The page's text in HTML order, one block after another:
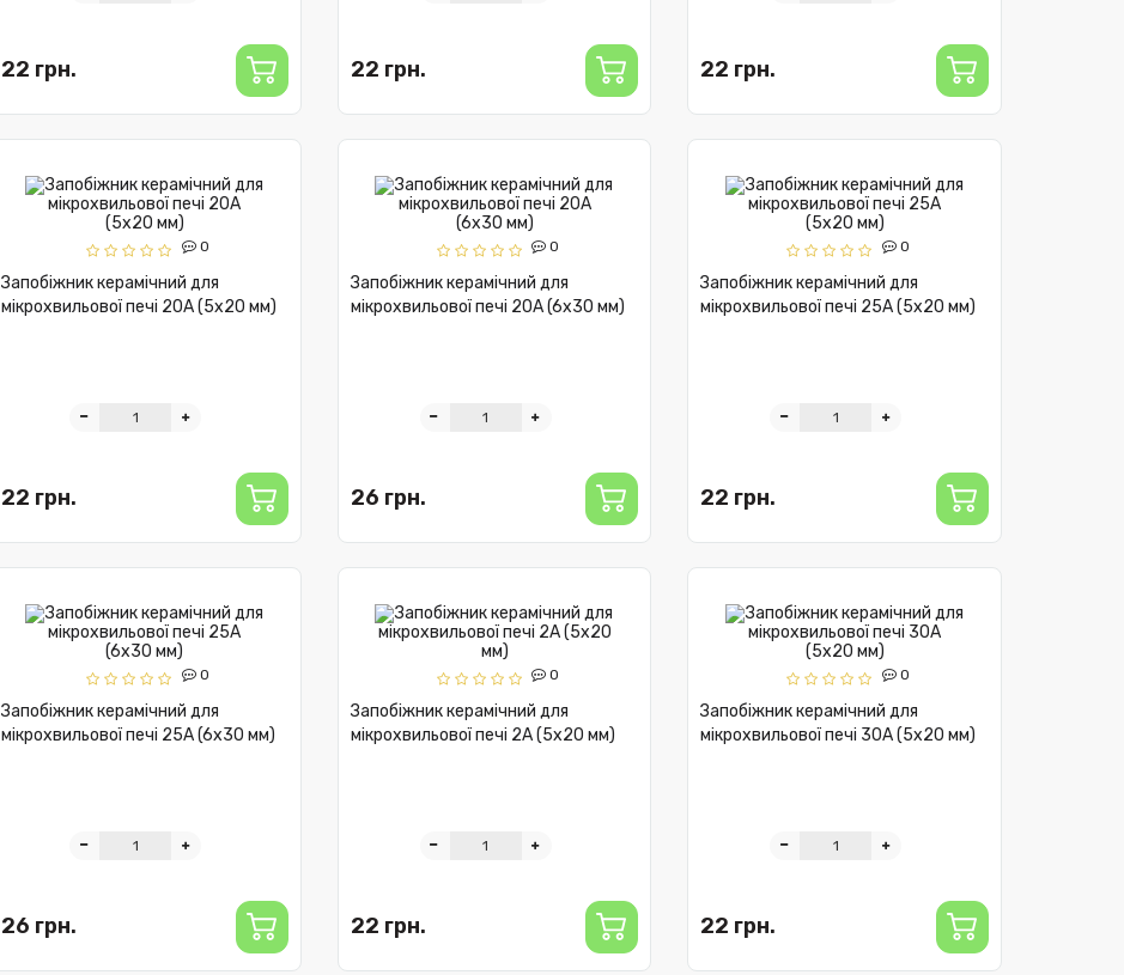
22 грн. 22 грн. 22 грн.
0
Запобіжник керамічний для
мікрохвильової печі 20А (5x20 мм)
22 грн.
0
Запобіжник керамічний для
мікрохвильової печі 20А (6x30 мм)
26 грн.
0
Запобіжник керамічний для
мікрохвильової печі 25А (5x20 мм)
22 грн.
0
Запобіжник керамічний для
мікрохвильової печі 25А (6x30 мм)
26 грн.
0
Запобіжник керамічний для
мікрохвильової печі 2А (5x20 мм)
22 грн.
0
Запобіжник керамічний для
мікрохвильової печі 30А (5x20 мм)
22 грн.